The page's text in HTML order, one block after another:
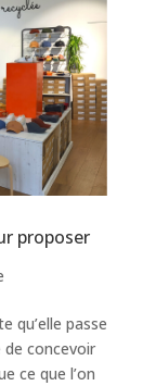
proposer
qu’elle passe
de concevoir
ce que l’on